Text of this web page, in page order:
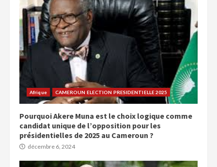
Afrique CAMEROUN ELECTION PRESIDENTIELLE 2025
Pourquoi Akere Muna est le choix logique comme
candidat unique de l’opposition pour les
présidentielles de 2025 au Cameroun ?
décembre 6, 2024